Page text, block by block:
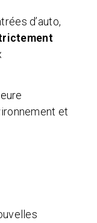
d’auto,
et